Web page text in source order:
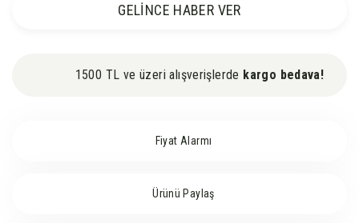
GELİNCE HABER VER
1500 TL ve üzeri alışverişlerde kargo bedava!
Fiyat Alarmı
Ürünü Paylaş